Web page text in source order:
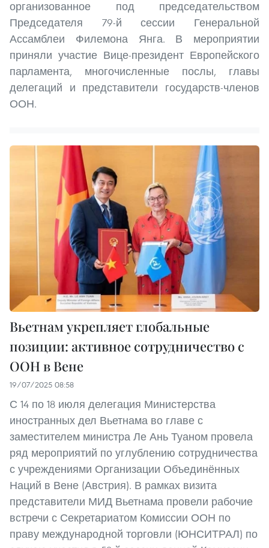
организованное под председательством
Председателя 79-й сессии Генеральной
Ассамблеи Филемона Янга. В мероприятии
приняли участие Вице-президент Европейского
парламента, многочисленные послы, главы
делегаций и представители государств-членов
ООН.
Вьетнам укрепляет глобальные
позиции: активное сотрудничество с
ООН в Вене
19/07/2025 08:58
С 14 по 18 июля делегация Министерства
иностранных дел Вьетнама во главе с
заместителем министра Ле Ань Туаном провела
ряд мероприятий по углублению сотрудничества
с учреждениями Организации Объединённых
Наций в Вене (Австрия). В рамках визита
представители МИД Вьетнама провели рабочие
встречи с Секретариатом Комиссии ООН по
праву международной торговли (ЮНСИТРАЛ) по